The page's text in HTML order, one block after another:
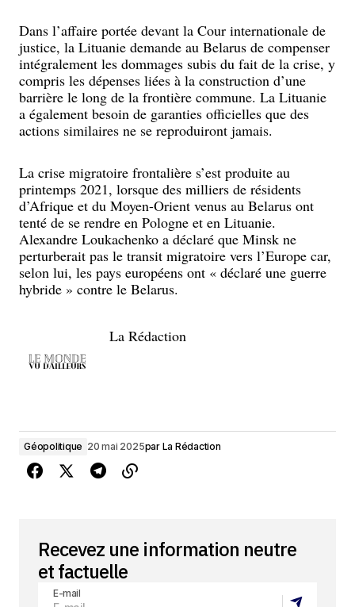
Dans l’affaire portée devant la Cour internationale de
justice, la Lituanie demande au Belarus de compenser
intégralement les dommages subis du fait de la crise, y
compris les dépenses liées à la construction d’une
barrière le long de la frontière commune. La Lituanie
a également besoin de garanties officielles que des
actions similaires ne se reproduiront jamais.
La crise migratoire frontalière s’est produite au
printemps 2021, lorsque des milliers de résidents
d’Afrique et du Moyen-Orient venus au Belarus ont
tenté de se rendre en Pologne et en Lituanie.
Alexandre Loukachenko a déclaré que Minsk ne
perturberait pas le transit migratoire vers l’Europe car,
selon lui, les pays européens ont « déclaré une guerre
hybride » contre le Belarus.
La Rédaction
Géopolitique 20 mai 2025par La Rédaction
Recevez une information neutre
et factuelle
E-mail